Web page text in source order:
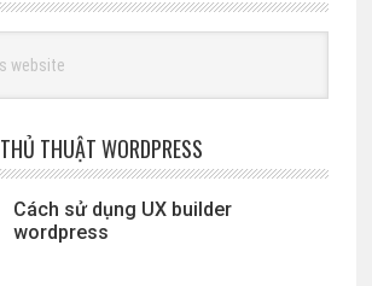
THỦ THUẬT WORDPRESS
Cách sử dụng UX builder
wordpress